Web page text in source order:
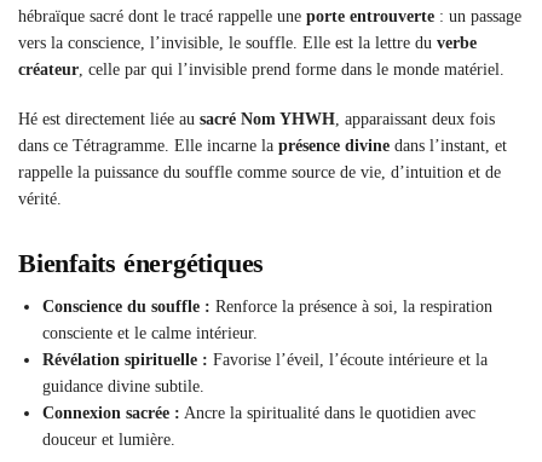
hébraïque sacré dont le tracé rappelle une porte entrouverte : un passage
vers la conscience, l’invisible, le souffle. Elle est la lettre du verbe
créateur , celle par qui l’invisible prend forme dans le monde matériel.
Hé est directement liée au sacré Nom YHWH , apparaissant deux fois
dans ce Tétragramme. Elle incarne la présence divine dans l’instant, et
rappelle la puissance du souffle comme source de vie, d’intuition et de
vérité.
Bienfaits énergétiques
Conscience du souffle : Renforce la présence à soi, la respiration
consciente et le calme intérieur.
Révélation spirituelle : Favorise l’éveil, l’écoute intérieure et la
guidance divine subtile.
Connexion sacrée : Ancre la spiritualité dans le quotidien avec
douceur et lumière.